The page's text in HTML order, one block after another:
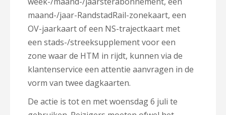
maand-/jaar-RandstadRail-zonekaart, een
OV-jaarkaart of een NS-trajectkaart met
een stads-/streeksupplement voor een
zone waar de HTM in rijdt, kunnen via de
klantenservice een attentie aanvragen in de
vorm van twee dagkaarten.
De actie is tot en met woensdag 6 juli te